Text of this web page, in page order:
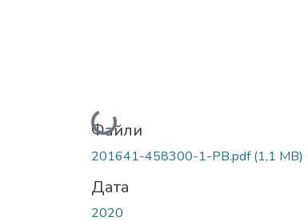
Вантажиться...
Файли
201641-458300-1-PB.pdf(1,1 MB)
Дата
2020